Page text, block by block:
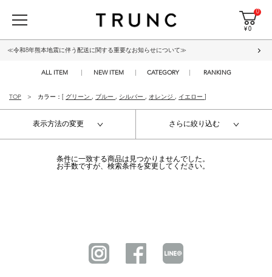
0
¥ 0
≪令和8年熊本地震に伴う配送に関する重要なお知らせについて≫
ALL ITEM NEW ITEM CATEGORY RANKING
TOP カラー：[ グリーン , ブルー , シルバー , オレンジ , イエロー
表示方法の変更 さらに絞り込む
条件に一致する商品は見つかりませんでした。
お手数ですが、検索条件を変更してください。